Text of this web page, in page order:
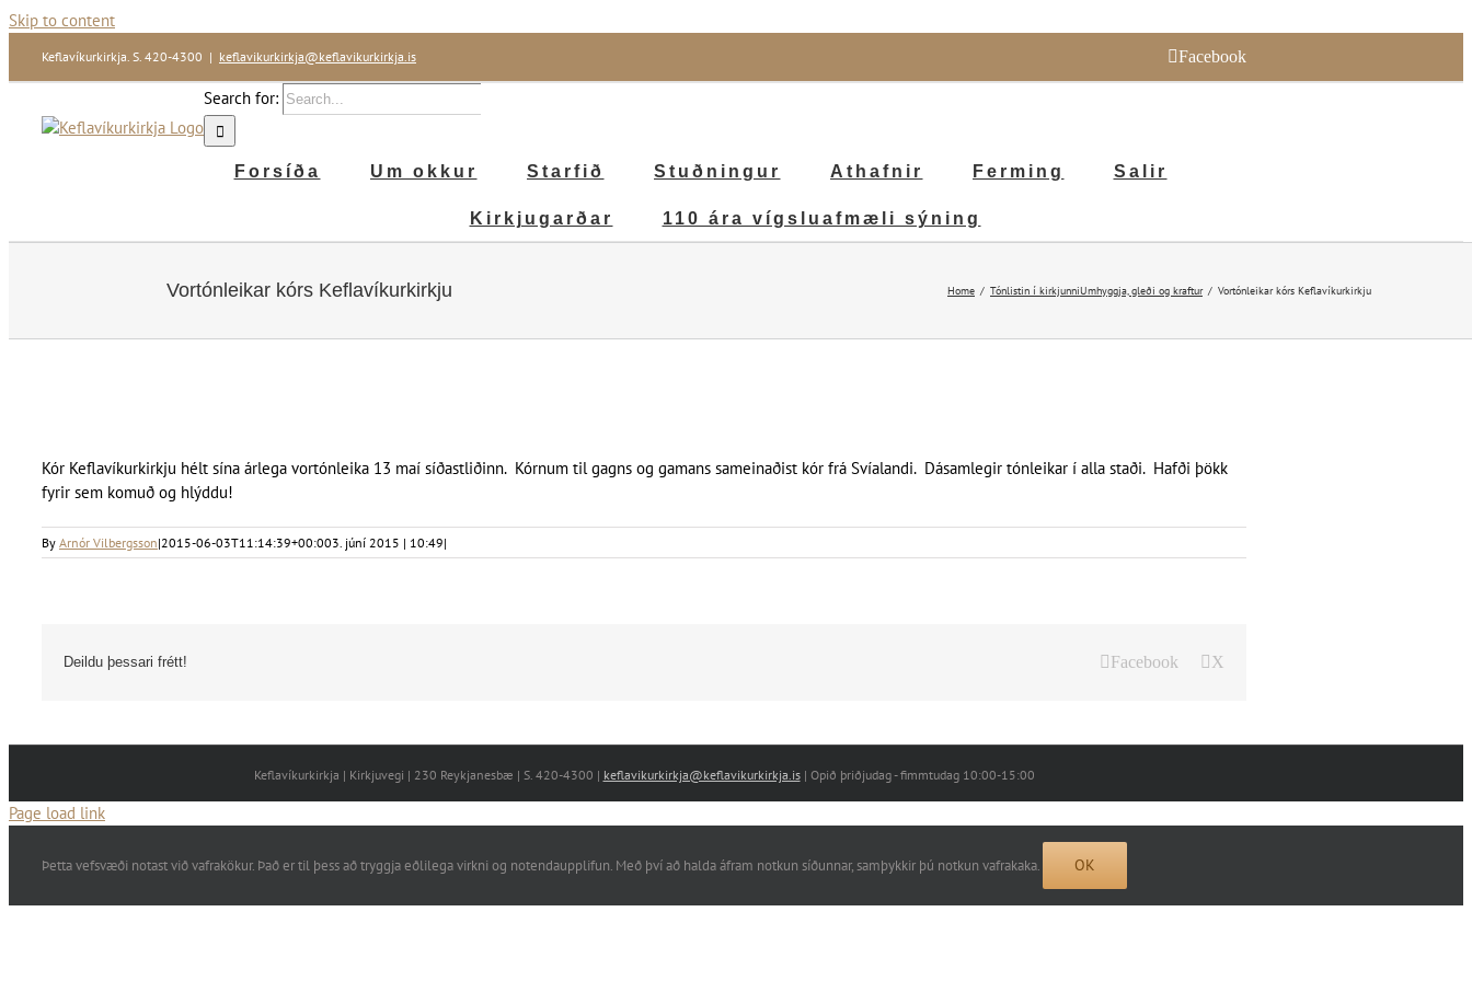
Skip to content
Keflavíkurkirkja. S. 420-4300 | keflavikurkirkja@keflavikurkirkja.is Facebook
Search for:
Forsíða Um okkur Starfið Stuðningur Athafnir Ferming Salir
Kirkjugarðar 110 ára vígsluafmæli sýning
Vortónleikar kórs Keflavíkurkirkju Home Tónlistin í kirkjunniUmhyggja, gleði og kraftur Vortónleikar kórs Keflavíkurkirkju
Kór Keflavíkurkirkju hélt sína árlega vortónleika 13 maí síðastliðinn. Kórnum til gagns og gamans sameinaðist kór frá Svíalandi. Dásamlegir tónleikar í alla staði. Hafði þökk
fyrir sem komuð og hlýddu!
By Arnór Vilbergsson|2015-06-03T11:14:39+00:003. júní 2015 | 10:49|
Deildu þessari frétt! Facebook X
Keflavíkurkirkja | Kirkjuvegi | 230 Reykjanesbæ | S. 420-4300 | keflavikurkirkja@keflavikurkirkja.is| Opið þriðjudag - fimmtudag 10:00-15:00
Page load link
Þetta vefsvæði notast við vafrakökur. Það er til þess að tryggja eðlilega virkni og notendaupplifun. Með því að halda áfram notkun síðunnar, samþykkir þú notkun vafrakaka. OK